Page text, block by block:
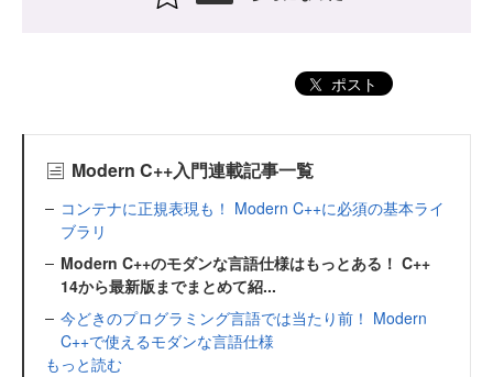
ポスト
Modern C++入門連載記事一覧
コンテナに正規表現も！ Modern C++に必須の基本ライ
ブラリ
Modern C++のモダンな言語仕様はもっとある！ C++
14から最新版までまとめて紹...
今どきのプログラミング言語では当たり前！ Modern
C++で使えるモダンな言語仕様
もっと読む